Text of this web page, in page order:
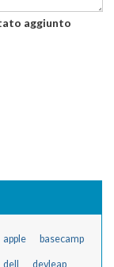
aggiunto
apple basecamp
dell devleap